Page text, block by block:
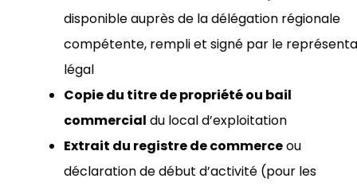
disponible auprès de la délégation régionale
compétente, rempli et signé par le
légal
Copie du titre de propriété ou bail
commercial du local d’exploitation
Extrait du registre de commerceou
déclaration de début d’activité (pour les